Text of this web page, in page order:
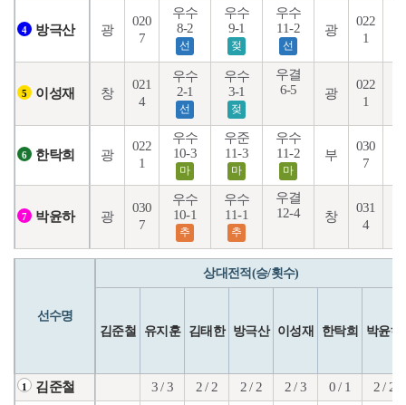
4 방극산 광
020
7
우수
8-2
선
우수
9-1
젖
우수
11-2
선
광
022
1
5 이성재 창
021
4
우수
2-1
선
우수
3-1
젖
우결
6-5
광
022
1
6 한탁희 광
022
1
우수
10-3
마
우준
11-3
마
우수
11-2
마
부
030
7
7 박윤하 광
030
7
우수
10-1
추
우수
11-1
추
우결
12-4
창
031
4
선수명
상대전적(승/횟수)
김준철 유지훈 김태한 방극산 이성재 한탁희 박윤하
1 김준철 3 / 3 2 / 2 2 / 2 2 / 3 0 / 1 2 / 2